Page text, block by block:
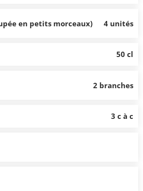
en petits morceaux) 4 unités
50 cl
2 branches
3 c à c